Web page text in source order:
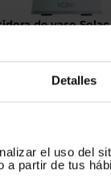
Detalles
el uso del
partir de tus
de vaso
el plazo de